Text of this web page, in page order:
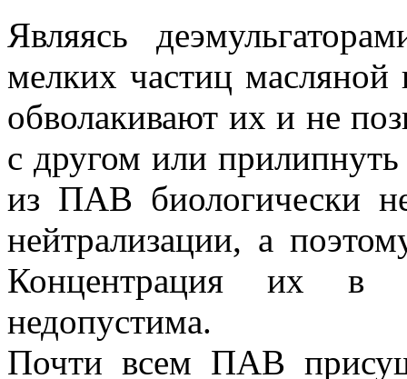
Являясь
мелких частиц масляной
обволакивают их и не
с другом или
из ПАВ биологически
нейтрализации, а
Концентрация их
недопустима.
Почти всем ПАВ